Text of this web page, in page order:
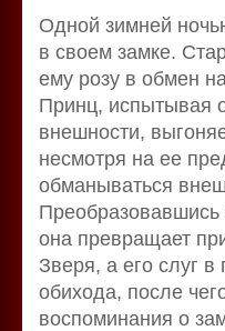
Одной зимней
в своем замке.
ему розу в обмен
Принц, испытывая
внешности,
несмотря на ее
обманываться
она превращает
Зверя, а его слуг
обихода, после
воспоминания о